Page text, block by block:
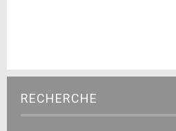
RECHERCHE